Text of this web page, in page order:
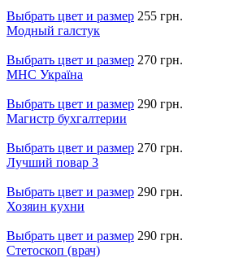
Выбрать цвет и размер 255 грн.
Модный галстук
Выбрать цвет и размер 270 грн.
МНС Україна
Выбрать цвет и размер 290 грн.
Магистр бухгалтерии
Выбрать цвет и размер 270 грн.
Лучший повар 3
Выбрать цвет и размер 290 грн.
Хозяин кухни
Выбрать цвет и размер 290 грн.
Стетоскоп (врач)